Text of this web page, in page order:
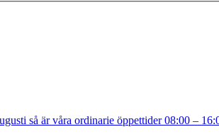
så är våra ordinarie öppettider 08:00 –